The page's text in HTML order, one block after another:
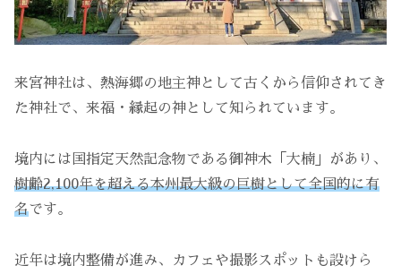
来宮神社は、熱海郷の地主神として古くから信仰されてき
た神社で、来福・縁起の神として知られています。
境内には国指定天然記念物である御神木「大楠」があり、
樹齢2,100年を超える本州最大級の巨樹として全国的に有
名です。
近年は境内整備が進み、カフェや撮影スポットも設けら